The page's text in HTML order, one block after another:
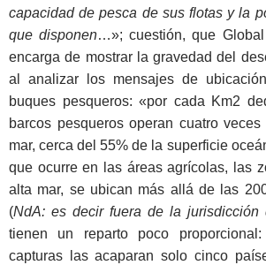
capacidad de pesca de sus flotas y la
que disponen…»; cuestión, que
encarga de mostrar la gravedad del
al analizar los mensajes de
buques pesqueros: «por cada Km2
barcos pesqueros operan cuatro
mar, cerca del 55% de la superficie
que ocurre en las áreas agrícolas, las
alta mar, se ubican más allá de las
(NdA: es decir fuera de la jurisdicción
tienen un reparto poco
capturas las acaparan solo cinco